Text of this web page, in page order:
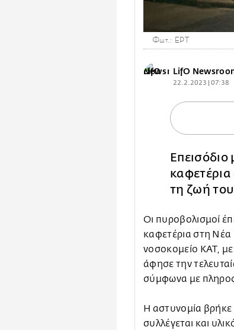
Φωτ.: ΕΡΤ
LifO
22.2.2023 | 07:38
Επεισόδιο
τη ζωή
Οι πυροβολισμοί
καφετέρια στη Νέα
νοσοκομείο ΚΑΤ,
άφησε την
σύμφωνα με
Η αστυνομία
συλλέγεται και